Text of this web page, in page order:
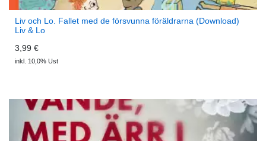
Liv och Lo. Fallet med de försvunna föräldrarna (Download)
Liv & Lo
3,99 €
inkl. 10,0% Ust